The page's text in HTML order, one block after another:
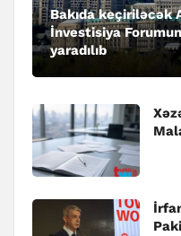
Bakıda keçiriləcək
İnvestisiya
yaradılıb